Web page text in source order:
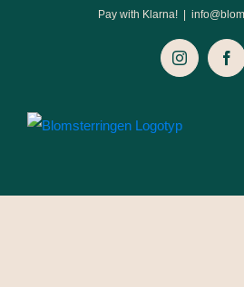
Pay with Klarna!
Instagram